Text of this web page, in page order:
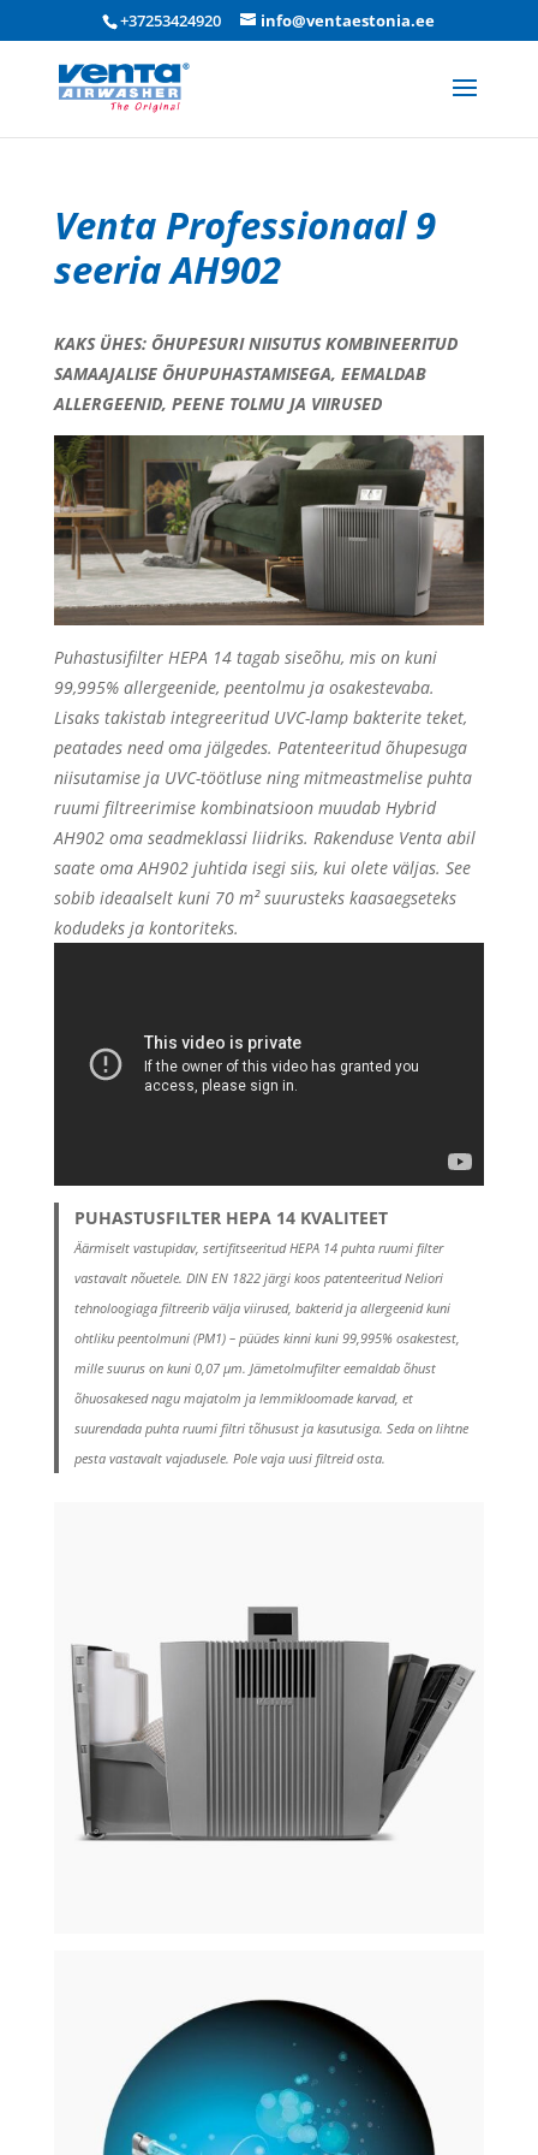
+37253424920 info@ventaestonia.ee
Venta Professionaal 9
seeria AH902
KAKS ÜHES: ÕHUPESURI NIISUTUS KOMBINEERITUD
SAMAAJALISE ÕHUPUHASTAMISEGA, EEMALDAB
ALLERGEENID, PEENE TOLMU JA VIIRUSED
Puhastusifilter HEPA 14 tagab siseõhu, mis on kuni
99,995% allergeenide, peentolmu ja osakestevaba.
Lisaks takistab integreeritud UVC-lamp bakterite teket,
peatades need oma jälgedes. Patenteeritud õhupesuga
niisutamise ja UVC-töötluse ning mitmeastmelise puhta
ruumi filtreerimise kombinatsioon muudab Hybrid
AH902 oma seadmeklassi liidriks. Rakenduse Venta abil
saate oma AH902 juhtida isegi siis, kui olete väljas. See
sobib ideaalselt kuni 70 m² suurusteks kaasaegseteks
kodudeks ja kontoriteks.
PUHASTUSFILTER HEPA 14 KVALITEET
Äärmiselt vastupidav, sertifitseeritud HEPA 14 puhta ruumi filter
vastavalt nõuetele. DIN EN 1822 järgi koos patenteeritud Neliori
tehnoloogiaga filtreerib välja viirused, bakterid ja allergeenid kuni
ohtliku peentolmuni (PM1) – püüdes kinni kuni 99,995% osakestest,
mille suurus on kuni 0,07 μm. Jämetolmufilter eemaldab õhust
õhuosakesed nagu majatolm ja lemmikloomade karvad, et
suurendada puhta ruumi filtri tõhusust ja kasutusiga. Seda on lihtne
pesta vastavalt vajadusele. Pole vaja uusi filtreid osta.